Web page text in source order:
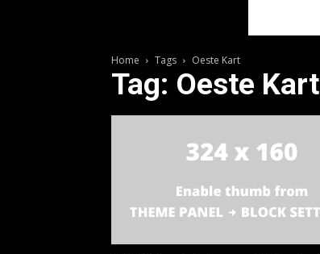
Home Tags Oeste Kart
Tag: Oeste Kart